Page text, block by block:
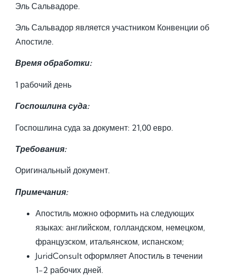
Эль Сальвадоре.
Эль Сальвадор является участником Конвенции об
Aпостиле.
Время обработки:
1 рабочий день
Госпошлина суда:
Госпошлина суда за документ: 21,00 евро.
Требования:
Оригинальный документ.
Примечания:
Апостиль можно оформить на следующих
языках: английском, голландском, немецком,
французском, итальянском, испанском;
JuridConsult оформляет Апостиль в течении
1-2 рабочих дней.